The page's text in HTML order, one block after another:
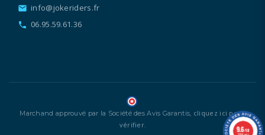
email info@jokeriders.fr
call 06.95.59.61.36
Marchand approuvé par la Société des Avis Garantis, cliquez ici pour
vérifier. 9.6/10